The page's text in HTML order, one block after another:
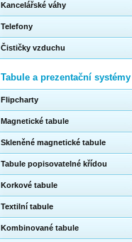
Kancelářské váhy
Telefony
Čističky vzduchu
Tabule a prezentační systémy
Flipcharty
Magnetické tabule
Skleněné magnetické tabule
Tabule popisovatelné křídou
Korkové tabule
Textilní tabule
Kombinované tabule